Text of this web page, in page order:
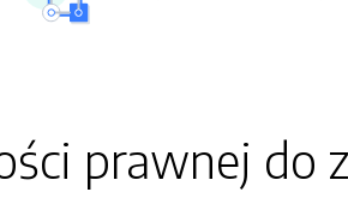
prawnej do